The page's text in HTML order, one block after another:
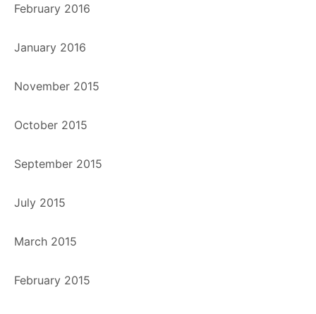
February 2016
January 2016
November 2015
October 2015
September 2015
July 2015
March 2015
February 2015